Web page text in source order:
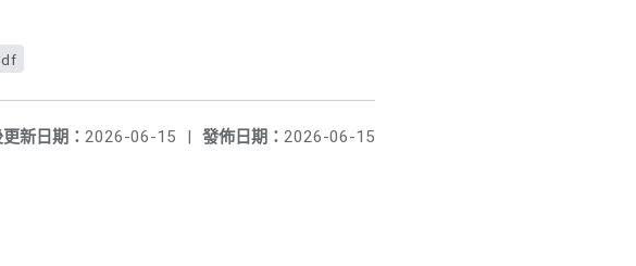
發佈日期： 2026-06-15
新日期： 2026-06-15 |